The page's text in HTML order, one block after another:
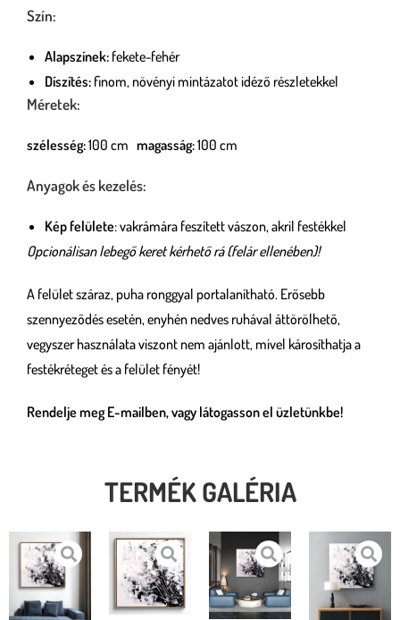
Szín:
Alapszínek: fekete-fehér
Díszítés: finom, növényi mintázatot idéző részletekkel
Méretek:
szélesség:100 cm magasság:100 cm
Anyagok és kezelés:
Kép felülete: vakrámára feszített vászon, akril festékkel
Opcionálisan lebegő keret kérhető rá (felár ellenében)!
A felület száraz, puha ronggyal portalanítható. Erősebb
szennyeződés esetén, enyhén nedves ruhával áttörölhető,
vegyszer használata viszont nem ajánlott, mivel károsíthatja a
festékréteget és a felület fényét!
Rendelje meg E-mailben, vagy látogasson el üzletünkbe!
TERMÉK GALÉRIA